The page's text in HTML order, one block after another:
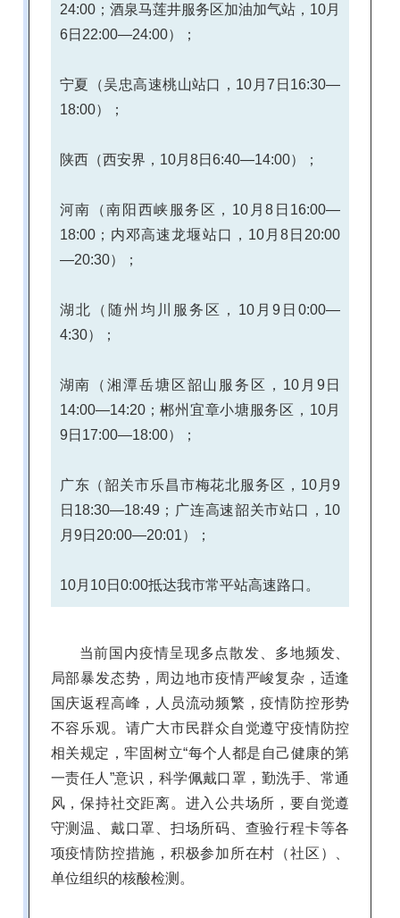
24:00；酒泉马莲井服务区加油加气站，10月
6日22:00—24:00）；
宁夏（吴忠高速桃山站口，10月7日16:30—
18:00）；
陕西（西安界，10月8日6:40—14:00）；
河南（南阳西峡服务区，10月8日16:00—
18:00；内邓高速龙堰站口，10月8日20:00
—20:30）；
湖北（随州均川服务区，10月9日0:00—
4:30）；
湖南（湘潭岳塘区韶山服务区，10月9日
14:00—14:20；郴州宜章小塘服务区，10月
9日17:00—18:00）；
广东（韶关市乐昌市梅花北服务区，10月9
日18:30—18:49；广连高速韶关市站口，10
月9日20:00—20:01）；
10月10日0:00抵达我市常平站高速路口。
当前国内疫情呈现多点散发、多地频发、
局部暴发态势，周边地市疫情严峻复杂，适逢
国庆返程高峰，人员流动频繁，疫情防控形势
不容乐观。请广大市民群众自觉遵守疫情防控
相关规定，牢固树立“每个人都是自己健康的第
一责任人”意识，科学佩戴口罩，勤洗手、常通
风，保持社交距离。进入公共场所，要自觉遵
守测温、戴口罩、扫场所码、查验行程卡等各
项疫情防控措施，积极参加所在村（社区）、
单位组织的核酸检测。